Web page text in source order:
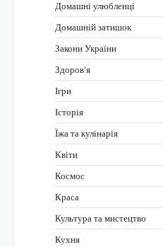
Домашні улюбленці
Домашній затишок
Закони України
Здоров'я
Ігри
Історія
Їжа та кулінарія
Квіти
Космос
Краса
Культура та мистецтво
Кухня